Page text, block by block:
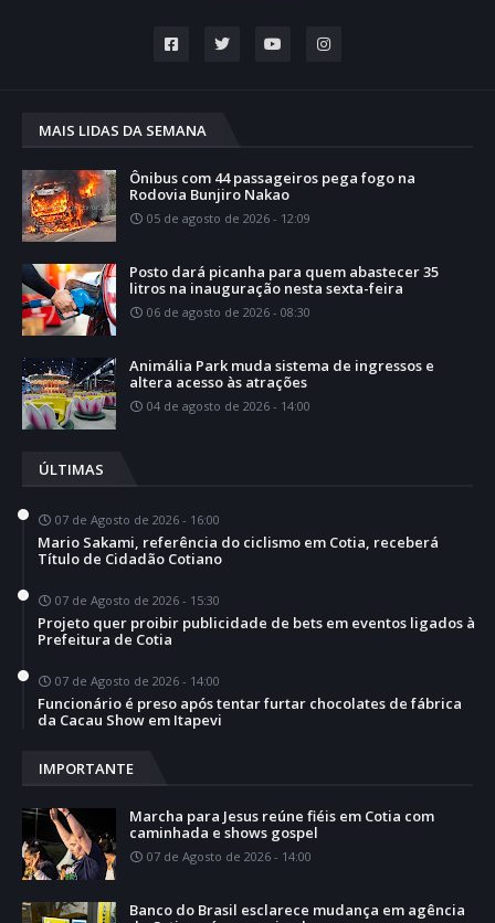
MAIS LIDAS DA SEMANA
Ônibus com 44 passageiros pega fogo na
Rodovia Bunjiro Nakao
05 de agosto de 2026 - 12:09
Posto dará picanha para quem abastecer 35
litros na inauguração nesta sexta-feira
06 de agosto de 2026 - 08:30
Animália Park muda sistema de ingressos e
altera acesso às atrações
04 de agosto de 2026 - 14:00
ÚLTIMAS
07 de Agosto de 2026 - 16:00
Mario Sakami, referência do ciclismo em Cotia, receberá
Título de Cidadão Cotiano
07 de Agosto de 2026 - 15:30
Projeto quer proibir publicidade de bets em eventos ligados à
Prefeitura de Cotia
07 de Agosto de 2026 - 14:00
Funcionário é preso após tentar furtar chocolates de fábrica
da Cacau Show em Itapevi
IMPORTANTE
Marcha para Jesus reúne fiéis em Cotia com
caminhada e shows gospel
07 de Agosto de 2026 - 14:00
Banco do Brasil esclarece mudança em agência